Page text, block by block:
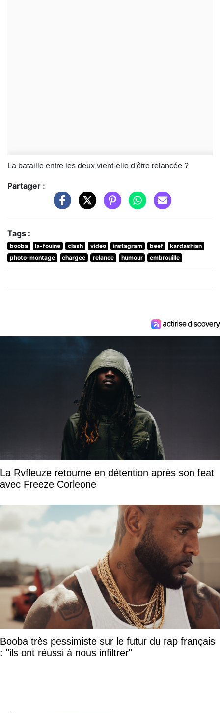
La bataille entre les deux vient-elle d'être relancée ?
Partager :
Tags :
booba la-fouine clash video instagram beef
kardashian
photo-montage
chargee relance humour embrouille
La Rvfleuze retourne en détention après son feat
avec Freeze Corleone
Booba très pessimiste sur le futur du rap français
: "ils ont réussi à nous infiltrer"